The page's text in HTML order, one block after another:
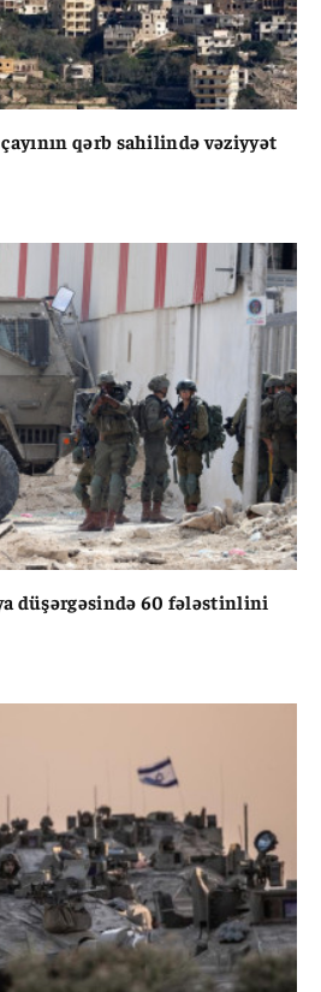
qərb sahilində vəziyyət
düşərgəsində 60 fələstinlini